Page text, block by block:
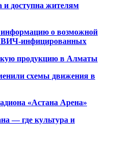
доступна жителям
о возможной
ВИЧ-инфицированных
продукцию в Алматы
схемы движения в
«Астана Арена»
— где культура и